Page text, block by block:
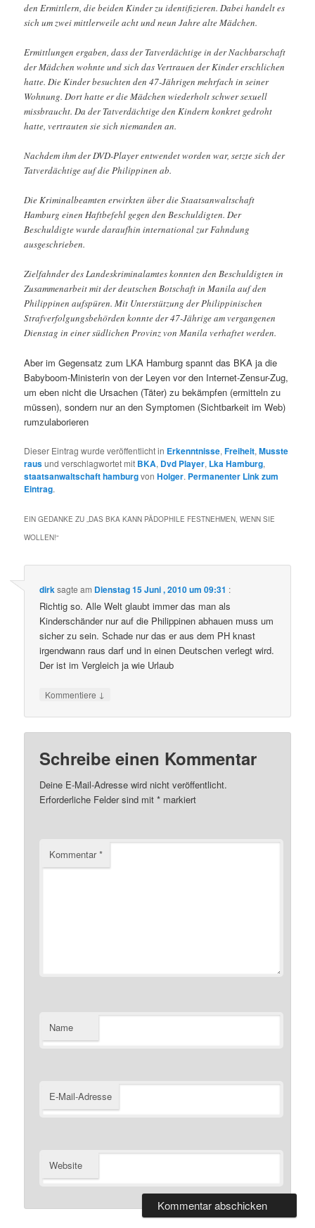
den Ermittlern, die beiden Kinder zu identifizieren. Dabei handelt es
sich um zwei mittlerweile acht und neun Jahre alte Mädchen.
Ermittlungen ergaben, dass der Tatverdächtige in der Nachbarschaft
der Mädchen wohnte und sich das Vertrauen der Kinder erschlichen
hatte. Die Kinder besuchten den 47-Jährigen mehrfach in seiner
Wohnung. Dort hatte er die Mädchen wiederholt schwer sexuell
missbraucht. Da der Tatverdächtige den Kindern konkret gedroht
hatte, vertrauten sie sich niemanden an.
Nachdem ihm der DVD-Player entwendet worden war, setzte sich der
Tatverdächtige auf die Philippinen ab.
Die Kriminalbeamten erwirkten über die Staatsanwaltschaft
Hamburg einen Haftbefehl gegen den Beschuldigten. Der
Beschuldigte wurde daraufhin international zur Fahndung
ausgeschrieben.
Zielfahnder des Landeskriminalamtes konnten den Beschuldigten in
Zusammenarbeit mit der deutschen Botschaft in Manila auf den
Philippinen aufspüren. Mit Unterstützung der Philippinischen
Strafverfolgungsbehörden konnte der 47-Jährige am vergangenen
Dienstag in einer südlichen Provinz von Manila verhaftet werden.
Aber im Gegensatz zum LKA Hamburg spannt das BKA ja die
Babyboom-Ministerin von der Leyen vor den Internet-Zensur-Zug,
um eben nicht die Ursachen (Täter) zu bekämpfen (ermitteln zu
müssen), sondern nur an den Symptomen (Sichtbarkeit im Web)
rumzulaborieren
Dieser Eintrag wurde veröffentlicht in Erkenntnisse,Freiheit,Musste
rausund verschlagwortet mit BKA, Dvd Player, Lka Hamburg,
staatsanwaltschaft hamburgvonHolger. Permanenter Link zum
Eintrag.
EIN GEDANKE ZU „ DAS BKA KANN PÄDOPHILE FESTNEHMEN, WENN SIE
WOLLEN!“
dirksagte am Dienstag 15 Juni , 2010 um 09:31 :
Richtig so. Alle Welt glaubt immer das man als
Kinderschänder nur auf die Philippinen abhauen muss um
sicher zu sein. Schade nur das er aus dem PH knast
irgendwann raus darf und in einen Deutschen verlegt wird.
Der ist im Vergleich ja wie Urlaub
Kommentiere ↓
Schreibe einen Kommentar
Deine E-Mail-Adresse wird nicht veröffentlicht.
Erforderliche Felder sind mit* markiert
Kommentar*
Name
E-Mail-Adresse
Website